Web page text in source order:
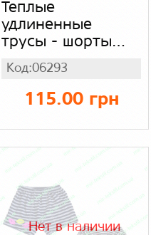
Теплые
удлиненные
трусы - шорты
для мужчин (цвет
серый), стрейч
мех
Код:06293
115.00 грн
Нет в наличии